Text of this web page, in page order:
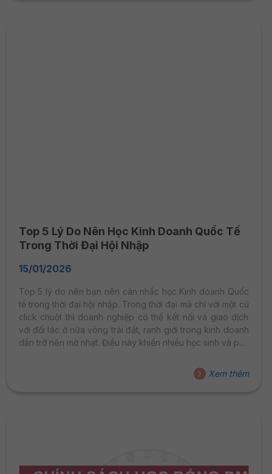
Top 5 Lý Do Nên Học Kinh Doanh Quốc Tế
Trong Thời Đại Hội Nhập
15/01/2026
Top 5 lý do nên bạn nên cân nhắc học Kinh doanh Quốc
tế trong thời đại hội nhập. Trong thời đại mà chỉ với một cú
click chuột thì doanh nghiệp có thể kết nối và giao dịch
với đối tác ở nửa vòng trái đất, ranh giới trong kinh doanh
dần trở nên mờ nhạt. Điều này khiến nhiều học sinh và phụ
sẽ làm gì và cơ hội nghề nghiệp có thực sự rộng mở? Hiểu
được những băn khoăn đó, DMU – HSU Việt...
Xem thêm